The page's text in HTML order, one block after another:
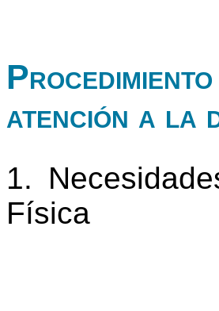
atención a la
1.
Física